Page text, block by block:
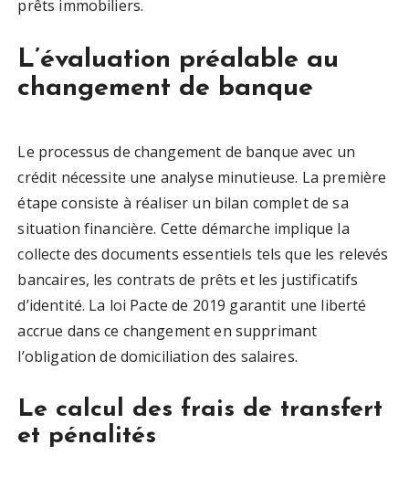
prêts immobiliers.
L’évaluation préalable au
changement de banque
Le processus de changement de banque avec un
crédit nécessite une analyse minutieuse. La première
étape consiste à réaliser un bilan complet de sa
situation financière. Cette démarche implique la
collecte des documents essentiels tels que les relevés
bancaires, les contrats de prêts et les justificatifs
d’identité. La loi Pacte de 2019 garantit une liberté
accrue dans ce changement en supprimant
l’obligation de domiciliation des salaires.
Le calcul des frais de transfert
et pénalités